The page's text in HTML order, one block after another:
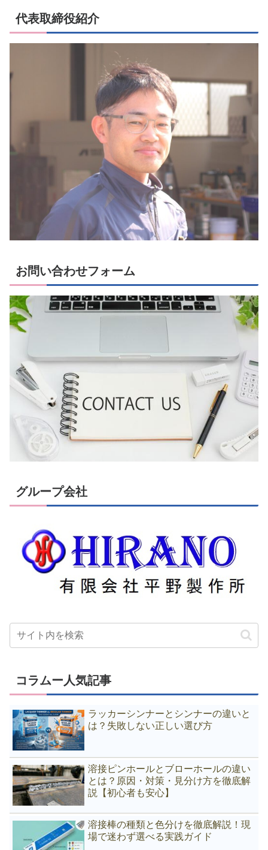
代表取締役紹介
お問い合わせフォーム
グループ会社
コラムー人気記事
ラッカーシンナーとシンナーの違いと
は？失敗しない正しい選び方
溶接ピンホールとブローホールの違い
とは？原因・対策・見分け方を徹底解
説【初心者も安心】
溶接棒の種類と色分けを徹底解説！現
場で迷わず選べる実践ガイド